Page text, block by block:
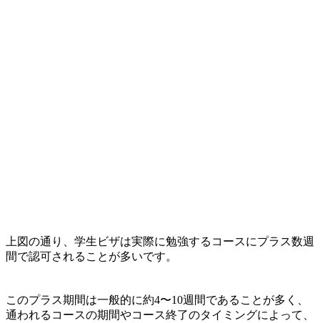
上図の通り、 学生ビザは実際に勉強するコースにプラス数週
間で認可されることが多いです。
このプラス期間は一般的に約4〜10週間であることが多く、
通われるコースの期間やコース終了のタイミングによって、